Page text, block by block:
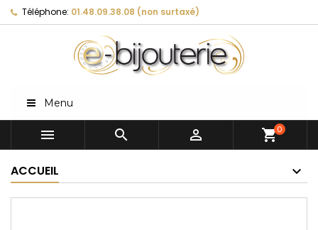
Téléphone: 01.48.09.38.08 (non surtaxé)
Menu
   shopping_cart0
ACCUEIL